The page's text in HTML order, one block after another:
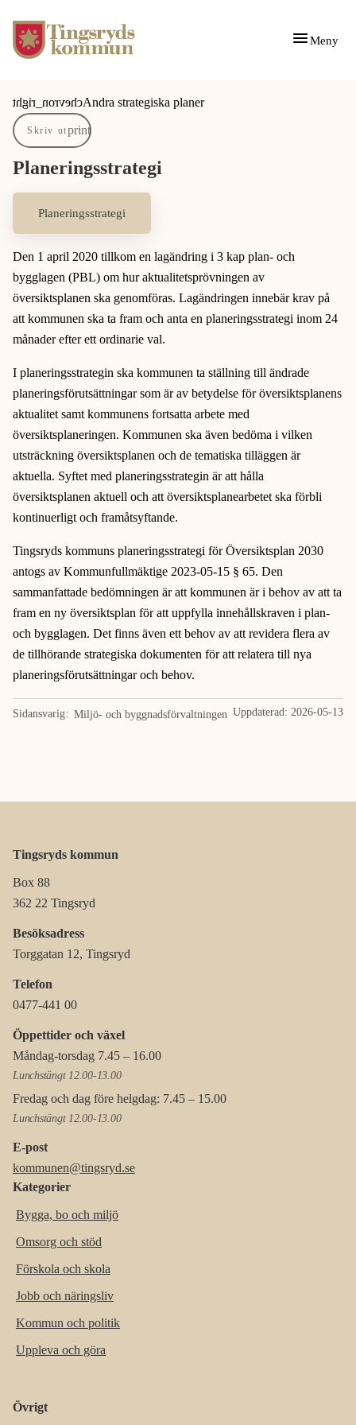
Gå till innehåll
Gå till huvudmeny
Meny
Du är här: Andra strategiska planer
Skriv ut
Planeringsstrategi
Planeringsstrategi
Den 1 april 2020 tillkom en lagändring i 3 kap plan- och
bygglagen (PBL) om hur aktualitetsprövningen av
översiktsplanen ska genomföras. Lagändringen innebär krav på
att kommunen ska ta fram och anta en planeringsstrategi inom 24
månader efter ett ordinarie val.
I planeringsstrategin ska kommunen ta ställning till ändrade
planeringsförutsättningar som är av betydelse för översiktsplanens
aktualitet samt kommunens fortsatta arbete med
översiktsplaneringen. Kommunen ska även bedöma i vilken
utsträckning översiktsplanen och de tematiska tilläggen är
aktuella. Syftet med planeringsstrategin är att hålla
översiktsplanen aktuell och att översiktsplanearbetet ska förbli
kontinuerligt och framåtsyftande.
Tingsryds kommuns planeringsstrategi för Översiktsplan 2030
antogs av Kommunfullmäktige 2023-05-15 § 65. Den
sammanfattade bedömningen är att kommunen är i behov av att ta
fram en ny översiktsplan för att uppfylla innehållskraven i plan-
och bygglagen. Det finns även ett behov av att revidera flera av
de tillhörande strategiska dokumenten för att relatera till nya
planeringsförutsättningar och behov.
Miljö- och byggnadsförvaltningen
Sidansvarig Uppdaterad: 2026-05-13
Tingsryds kommun
Box 88
362 22 Tingsryd
Besöksadress
Torggatan 12, Tingsryd
Telefon
0477-441 00
Öppettider och växel
Måndag-torsdag 7.45 – 16.00
Lunchstängt 12.00-13.00
Fredag och dag före helgdag: 7.45 – 15.00
Lunchstängt 12.00-13.00
E-post
kommunen@tingsryd.se
Kategorier
Bygga, bo och miljö
Omsorg och stöd
Förskola och skola
Jobb och näringsliv
Kommun och politik
Uppleva och göra
Övrigt